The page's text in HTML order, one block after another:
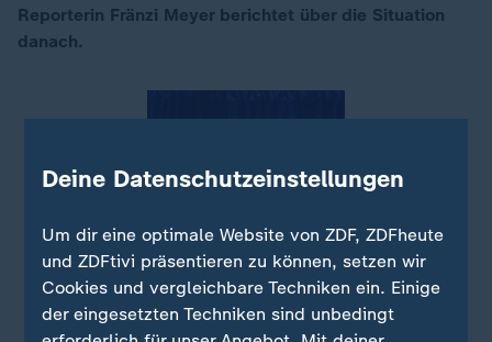
Reporterin Fränzi Meyer berichtet über die Situation
danach.
Deine Datenschutzeinstellungen
Um dir eine optimale Website von ZDF, ZDFheute
und ZDFtivi präsentieren zu können, setzen wir
Cookies und vergleichbare Techniken ein. Einige
der eingesetzten Techniken sind unbedingt